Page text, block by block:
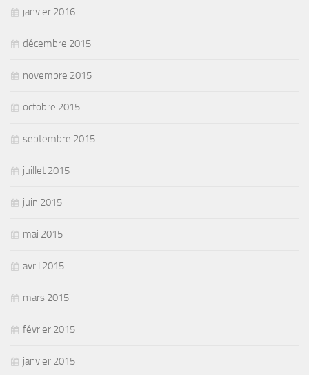
janvier 2016
décembre 2015
novembre 2015
octobre 2015
septembre 2015
juillet 2015
juin 2015
mai 2015
avril 2015
mars 2015
février 2015
janvier 2015